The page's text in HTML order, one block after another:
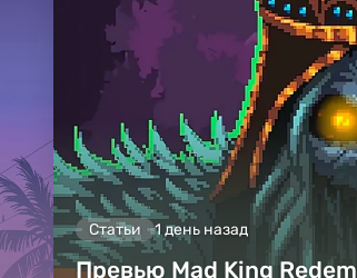
Статьи 1 день назад
Превью Mad King